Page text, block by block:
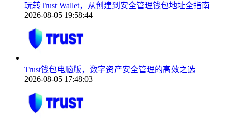
玩转Trust Wallet，从创建到安全管理钱包地址全指南
2026-08-05 19:58:44
Trust钱包电脑版，数字资产安全管理的高效之选
2026-08-05 17:48:03